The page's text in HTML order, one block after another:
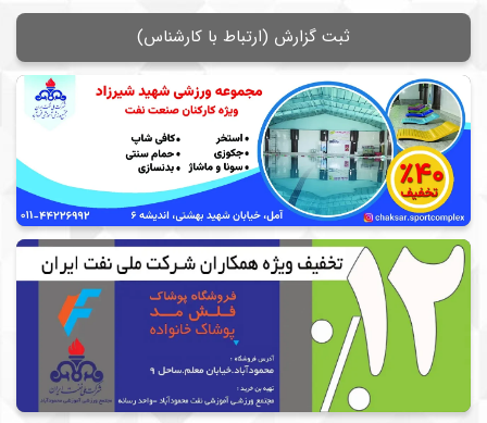
ثبت گزارش (ارتباط با کارشناس)